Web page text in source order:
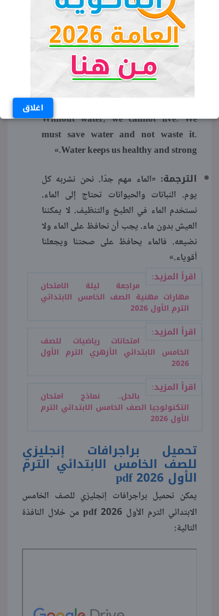
اغلاق
يلعبون في الحقول. الحياة بسيطة، لكننا
سعداء. أنا أحب قريتي.»
The importance of water (أهمية الماء):
«Water is very important. We drink it
water. We use water to cook and clean.
Without water, we cannot live. We
must save water and not waste it.
Water keeps us healthy and strong.»
الترجمة: «الماء مهم جدًا. نحن نشربه كل
يوم. النباتات والحيوانات تحتاج إلى الماء.
نستخدم الماء في الطبخ والتنظيف. لا يمكننا
العيش بدون ماء. يجب أن نحافظ على الماء ولا
نضيعه. فالماء يحافظ على صحتنا ويجعلنا
أقوياء.»
اقرأ المزيد:
مراجعة ليلة الامتحان
مهارات مهنية الصف الخامس الابتدائي
الترم الأول 2026
اقرأ المزيد:
امتحانات رياضيات للصف
الخامس الابتدائي الأزهري الترم الأول
2026
اقرأ المزيد:
بالحل.. نماذج امتحان
التكنولوجيا الصف الخامس الابتدائي الترم
الأول 2026
تحميل براجرافات إنجليزي
للصف الخامس الابتدائي الترم
الأول 2026 pdf
يمكن تحميل براجرافات إنجليزي للصف الخامس
الابتدائي الترم الأول 2026
pdf من خلال النافذة
التالية: